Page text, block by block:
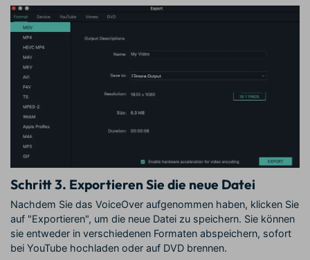
Schritt 3. Exportieren Sie die neue Datei
Nachdem Sie das VoiceOver aufgenommen haben, klicken Sie
auf "Exportieren", um die neue Datei zu speichern. Sie können
sie entweder in verschiedenen Formaten abspeichern, sofort
bei YouTube hochladen oder auf DVD brennen.